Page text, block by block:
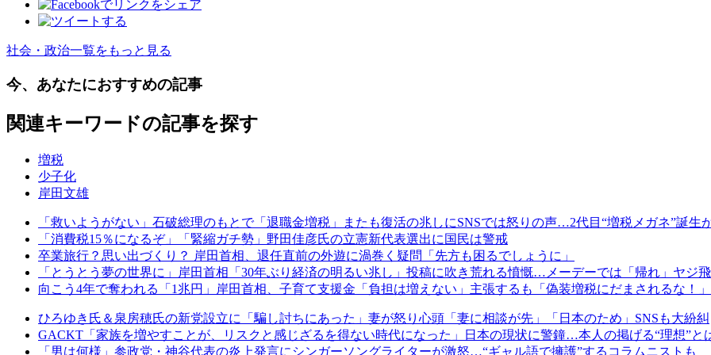
社会・政治一覧をもっと見る
今、あなたにおすすめの記事
関連キーワードの記事を探す
増税
少子化
岸田文雄
「救いようがない」石破総理のもとで「退職金増税」またも復活の兆しにSNSでは怒りの声…2代目“増税メガネ”誕生
「消費税15％になるぞ」「緊縮ガチ勢」野田佳彦氏の立憲新代表選出に国民は警戒
卒業旅行？思い出づくり？ 岸田首相、退任直前の外遊に渦巻く疑問「先方も困るでしょうに」
「とうとう夢の世界に」岸田首相「30年ぶり経済の明るい兆し」投稿に吹き荒れる憤慨…メーデーでは「帰れ」ヤジ
向こう4年で奪われる「1兆円」岸田首相、子育て支援金「負担は増えない」主張するも「偽装増税にだまされるな！
ひろゆき氏＆泉房穂氏の新党設立に「騙し討ちにあった」妻が怒り心頭「妻に相談が先」「日本のため」SNSも大紛糾
GACKT「家族を増やすことが、リスクと感じざるを得ない時代になった」日本の現状に警鐘…本人の掲げる“理想”と
「男は何様」参政党・神谷代表の炎上発言にシンガーソングライターが激怒…“ギャル語で擁護”するコラムニストも